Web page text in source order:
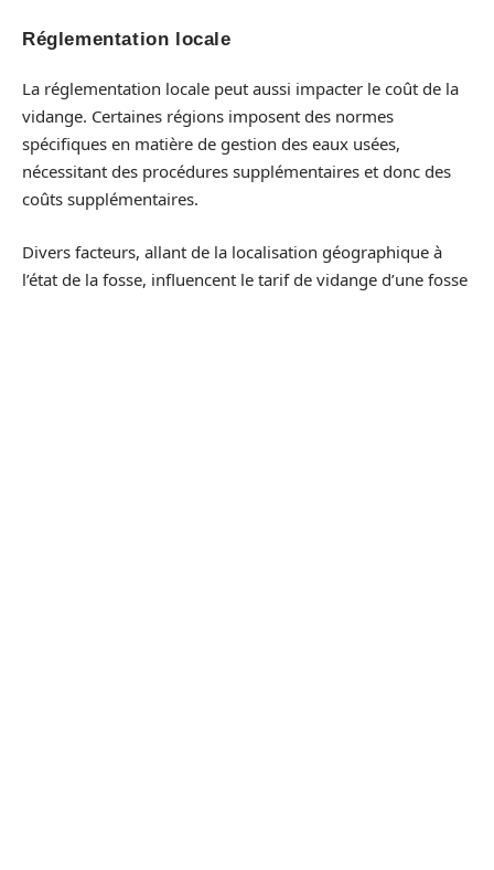
Réglementation locale
La réglementation locale peut aussi impacter le coût de la
vidange. Certaines régions imposent des normes
spécifiques en matière de gestion des eaux usées,
nécessitant des procédures supplémentaires et donc des
coûts supplémentaires.
Divers facteurs, allant de la localisation géographique à
l’état de la fosse, influencent le tarif de vidange d’une fosse